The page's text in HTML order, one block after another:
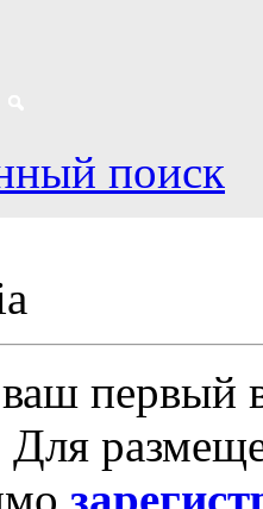
поиск
первый
Для